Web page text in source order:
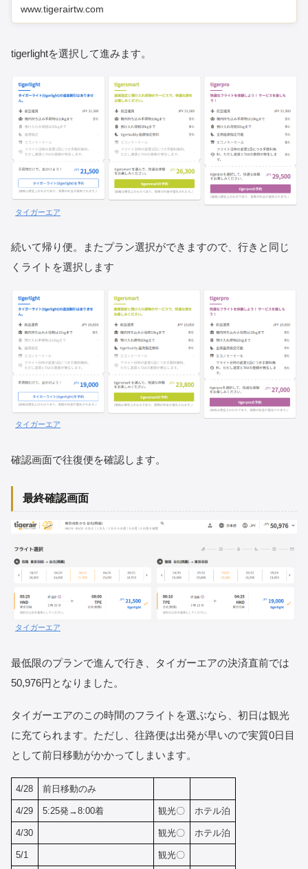
www.tigerairtw.com
tigerlightを選択して進みます。
タイガーエア
続いて帰り便。またプラン選択ができますので、行きと同じ
くライトを選択します
タイガーエア
確認画面で往復便を確認します。
最終確認画面
タイガーエア
最低限のプランで進んで行き、タイガーエアの決済直前では
50,976円となりました。
タイガーエアのこの時間のフライトを選ぶなら、初日は観光
に充てられます。ただし、往路便は出発が早いので実質0日目
として前日移動がかかってしまいます。
4/28 前日移動のみ
4/29 5:25発→8:00着 観光〇 ホテル泊
4/30 観光〇 ホテル泊
5/1 観光〇